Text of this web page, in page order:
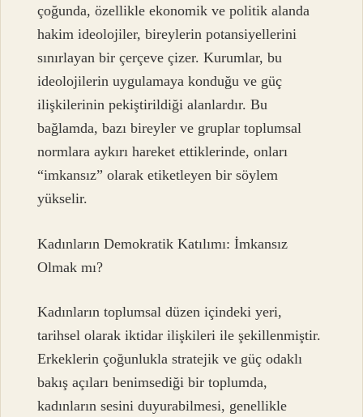
çoğunda, özellikle ekonomik ve politik alanda
hakim ideolojiler, bireylerin potansiyellerini
sınırlayan bir çerçeve çizer. Kurumlar, bu
ideolojilerin uygulamaya konduğu ve güç
ilişkilerinin pekiştirildiği alanlardır. Bu
bağlamda, bazı bireyler ve gruplar toplumsal
normlara aykırı hareket ettiklerinde, onları
“imkansız” olarak etiketleyen bir söylem
yükselir.
Kadınların Demokratik Katılımı: İmkansız
Olmak mı?
Kadınların toplumsal düzen içindeki yeri,
tarihsel olarak iktidar ilişkileri ile şekillenmiştir.
Erkeklerin çoğunlukla stratejik ve güç odaklı
bakış açıları benimsediği bir toplumda,
kadınların sesini duyurabilmesi, genellikle